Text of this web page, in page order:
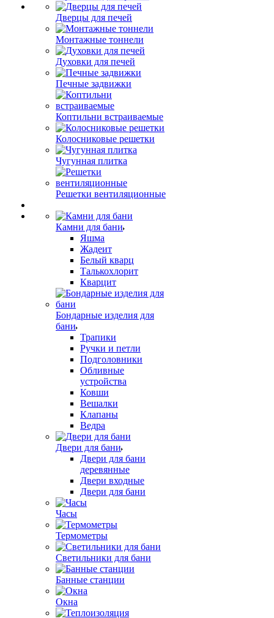
Дверцы для печей
Монтажные тоннели
Духовки для печей
Печные задвижки
Коптильни встраиваемые
Колосниковые решетки
Чугунная плитка
Решетки вентиляционные
Камни для бани
Яшма
Жадеит
Белый кварц
Талькохлорит
Кварцит
Бондарные изделия для
бани
Трапики
Ручки и петли
Подголовники
Обливные
устройства
Ковши
Вешалки
Клапаны
Ведра
Двери для бани
Двери для бани
деревянные
Двери входные
Двери для бани
Часы
Термометры
Светильники для бани
Банные станции
Окна